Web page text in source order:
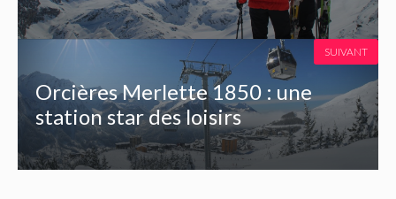
Orcières Merlette 1850 : une
station star des loisirs
SUIVANT